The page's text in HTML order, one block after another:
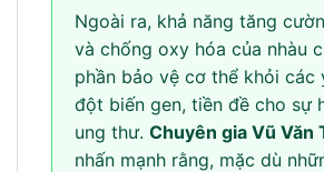
Ngoài ra, khả năng tăng
và chống oxy hóa của nhàu
phần bảo vệ cơ thể khỏi các
đột biến gen, tiền đề cho sự
ung thư. Chuyên gia Vũ Văn
nhấn mạnh rằng, mặc dù